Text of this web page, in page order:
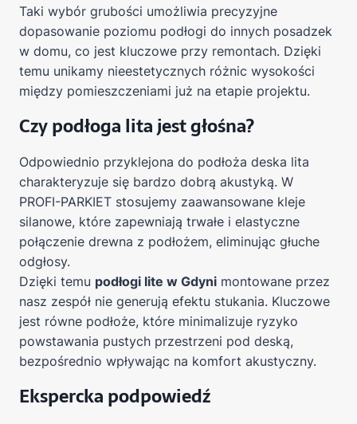
Taki wybór grubości umożliwia precyzyjne
dopasowanie poziomu podłogi do innych posadzek
w domu, co jest kluczowe przy remontach. Dzięki
temu unikamy nieestetycznych różnic wysokości
między pomieszczeniami już na etapie projektu.
Czy podłoga lita jest głośna?
Odpowiednio przyklejona do podłoża deska lita
charakteryzuje się bardzo dobrą akustyką. W
PROFI-PARKIET stosujemy zaawansowane kleje
silanowe, które zapewniają trwałe i elastyczne
połączenie drewna z podłożem, eliminując głuche
odgłosy.
Dzięki temu podłogi lite w Gdyni montowane przez
nasz zespół nie generują efektu stukania. Kluczowe
jest równe podłoże, które minimalizuje ryzyko
powstawania pustych przestrzeni pod deską,
bezpośrednio wpływając na komfort akustyczny.
Ekspercka podpowiedź